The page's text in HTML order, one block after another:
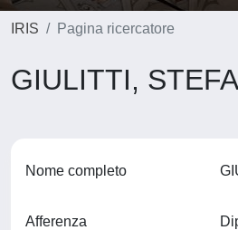
IRIS Pagina ricercatore
GIULITTI,
Nome completo
Afferenza